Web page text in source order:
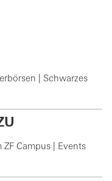
| Schwarzes
Campus | Events